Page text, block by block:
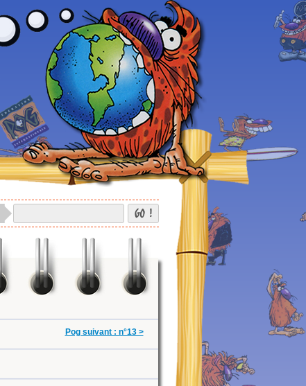
GO !
Pog suivant : n°13 >